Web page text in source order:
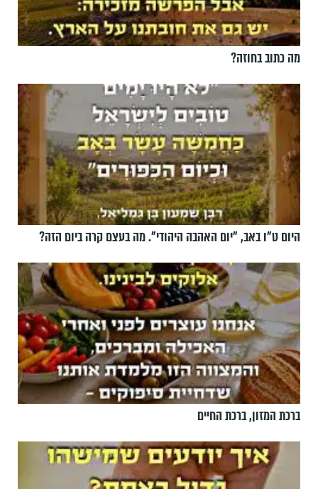
מה כתוב בחוזה?
היום ט"ו באב, ”יום האהבה היהודי". מה בעצם קרה ביום הזה?
ברכת המזון, ברכת החיים